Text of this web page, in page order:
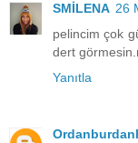
SMİLENA 26
pelincim çok
dert
Yanıtla